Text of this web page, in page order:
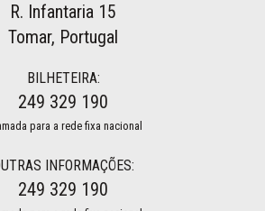
R. Infantaria 15
Tomar, Portugal
BILHETEIRA:
249 329 190
para a rede fixa nacional
INFORMAÇÕES:
249 329 190